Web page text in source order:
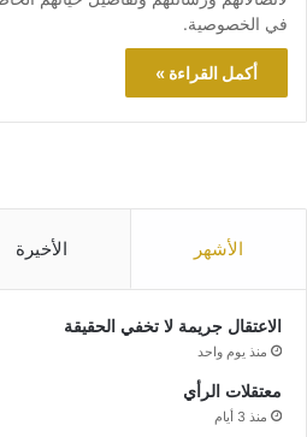
في الخصوصية.
أكمل القراءة »
الأشهر الأخيرة
الاعتقال جريمة لا تخفي الحقيقة
منذ يوم واحد
معتقلات الرأي
منذ 3 أيام